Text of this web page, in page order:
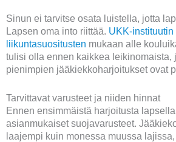
Sinun ei tarvitse osata luistella, jotta
Lapsen oma into riittää. UKK-instituutin
liikuntasuositusten mukaan alle
tulisi olla ennen kaikkea leikinomaista,
pienimpien jääkiekkoharjoitukset ovat
Tarvittavat varusteet ja niiden hinnat
Ennen ensimmäistä harjoitusta
asianmukaiset suojavarusteet.
laajempi kuin monessa muussa